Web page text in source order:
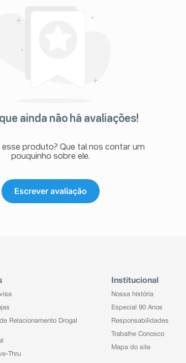
ainda não há avaliações!
esse produto? Que tal nos contar um
pouquinho sobre ele.
Escrever avaliação
Relacionamento Drogal
Thru
Institucional
Nossa história
Especial 90 Anos
Responsabilidades
Trabalhe Conosco
Mapa do site